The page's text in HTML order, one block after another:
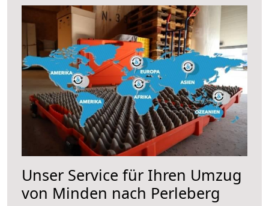
Unser Service für Ihren Umzug
von Minden nach Perleberg